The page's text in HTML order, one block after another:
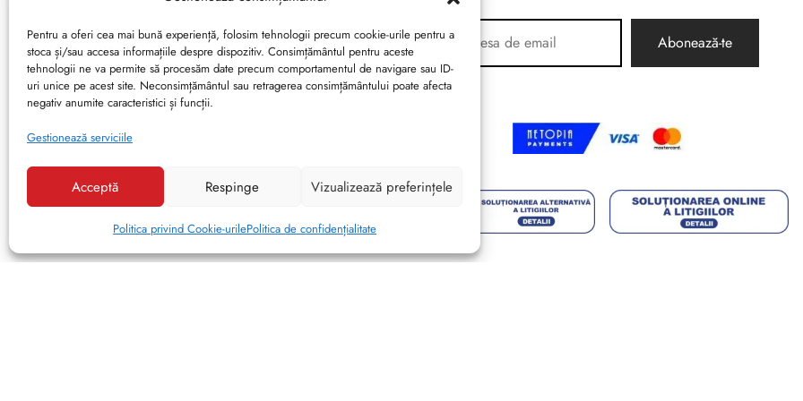
Pentru a oferi cea mai bună experiență, folosim tehnologii precum cookie-urile pentru a
stoca și/sau accesa informațiile despre dispozitiv. Consimțământul pentru aceste
tehnologii ne va permite să procesăm date precum comportamentul de navigare sau ID-
uri unice pe acest site. Neconsimțământul sau retragerea consimțământului poate afecta
negativ anumite caracteristici și funcții.
Gestionează serviciile
Acceptă Respinge Vizualizează preferințele
Politica privind Cookie-urilePolitica de confidențialitate